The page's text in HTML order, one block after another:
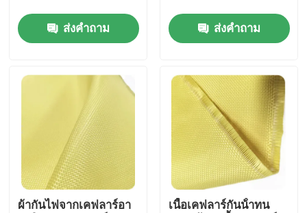
ควบคุมคุณภาพ
ติดต่อเรา
ขอใบเสนอราคา
ผ้าเมตาอารามิด
ผ้าพาราอะรามิด
ส่งคำถาม ส่งคำถาม
ผ้ากันไฟจากเคฟลาร์อา
เนื้อเคฟลาร์กันน้ําทน